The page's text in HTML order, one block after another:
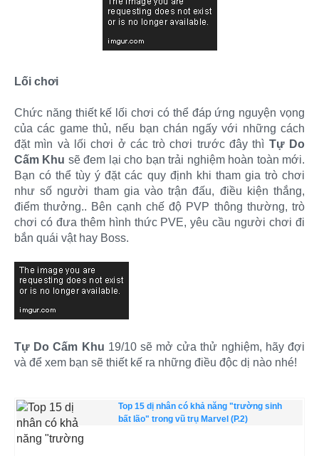
Lối chơi
Chức năng thiết kế lối chơi có thể đáp ứng nguyện vọng
của các game thủ, nếu bạn chán ngấy với những cách
đặt mìn và lối chơi ở các trò chơi trước đây thì Tự Do
Cấm Khu sẽ đem lại cho bạn trải nghiệm hoàn toàn mới.
Bạn có thể tùy ý đặt các quy định khi tham gia trò chơi
như số người tham gia vào trận đấu, điều kiện thắng,
điểm thưởng.. Bên cạnh chế độ PVP thông thường, trò
chơi có đưa thêm hình thức PVE, yêu cầu người chơi đi
bắn quái vật hay Boss.
Tự Do Cấm Khu 19/10 sẽ mở cửa thử nghiệm, hãy đợi
và để xem bạn sẽ thiết kế ra những điều độc dị nào nhé!
Top 15 dị nhân có khả năng "trường sinh
bất lão" trong vũ trụ Marvel (P.2)